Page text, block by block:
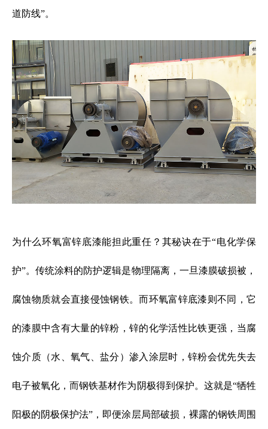
道防线”。
为什么环氧富锌底漆能担此重任？其秘诀在于“电化学保
护”。传统涂料的防护逻辑是物理隔离，一旦漆膜破损被，
腐蚀物质就会直接侵蚀钢铁。而环氧富锌底漆则不同，它
的漆膜中含有大量的锌粉，锌的化学活性比铁更强，当腐
蚀介质（水、氧气、盐分）渗入涂层时，锌粉会优先失去
电子被氧化，而钢铁基材作为阴极得到保护。这就是“牺牲
阳极的阴极保护法”，即便涂层局部破损，裸露的钢铁周围